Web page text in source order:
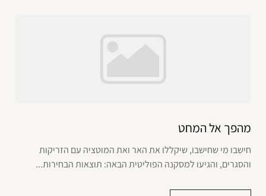
מהפך אל המחט
חישבו מי שחישבו, שיקללו את האר ואת המוטציה עם הזריקות
והסגרים, והגיעו למסקנה הפוליטית הבאה: תוצאות הבחירות...